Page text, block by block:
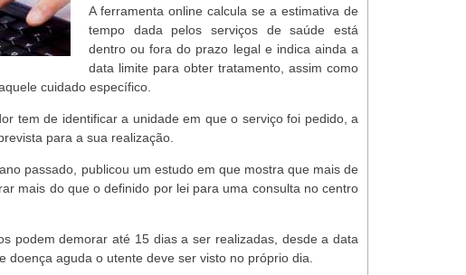
A ferramenta online calcula se a estimativa de
tempo dada pelos serviços de saúde está
dentro ou fora do prazo legal e indica ainda a
data limite para obter tratamento, assim como
cuidado específico.
tem de identificar a unidade em que o serviço foi pedido, a
para a sua realização.
passado, publicou um estudo em que mostra que mais de
mais do que o definido por lei para uma consulta no centro
podem demorar até 15 dias a ser realizadas, desde a data
doença aguda o utente deve ser visto no próprio dia.